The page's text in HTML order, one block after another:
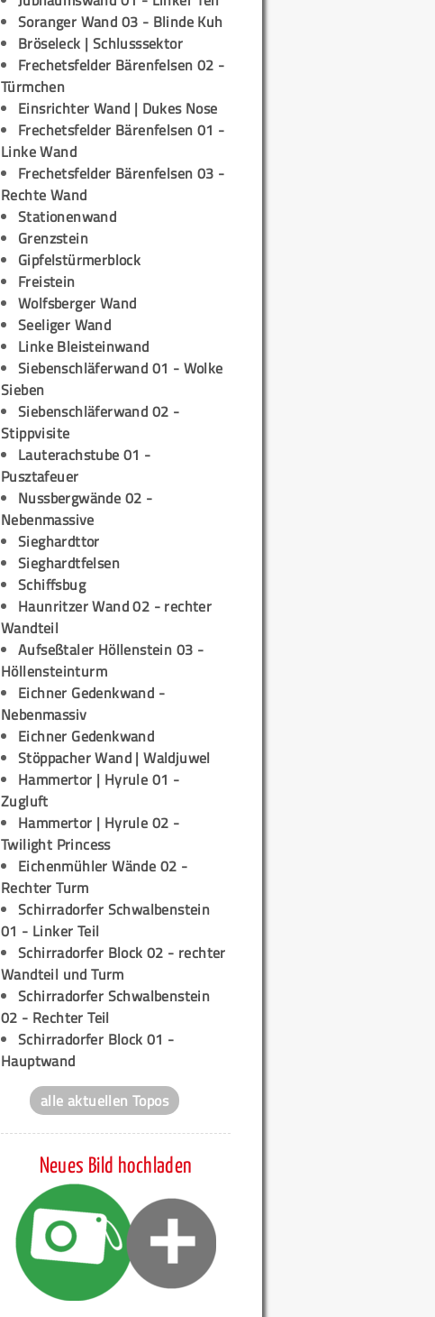
Soranger Wand 03 - Blinde Kuh
Bröseleck | Schlusssektor
Frechetsfelder Bärenfelsen 02 -
Türmchen
Einsrichter Wand | Dukes Nose
Frechetsfelder Bärenfelsen 01 -
Linke Wand
Frechetsfelder Bärenfelsen 03 -
Rechte Wand
Stationenwand
Grenzstein
Gipfelstürmerblock
Freistein
Wolfsberger Wand
Seeliger Wand
Linke Bleisteinwand
Siebenschläferwand 01 - Wolke
Sieben
Siebenschläferwand 02 -
Stippvisite
Lauterachstube 01 -
Pusztafeuer
Nussbergwände 02 -
Nebenmassive
Sieghardttor
Sieghardtfelsen
Schiffsbug
Haunritzer Wand 02 - rechter
Wandteil
Aufseßtaler Höllenstein 03 -
Höllensteinturm
Eichner Gedenkwand -
Nebenmassiv
Eichner Gedenkwand
Stöppacher Wand | Waldjuwel
Hammertor | Hyrule 01 -
Zugluft
Hammertor | Hyrule 02 -
Twilight Princess
Eichenmühler Wände 02 -
Rechter Turm
Schirradorfer Schwalbenstein
01 - Linker Teil
Schirradorfer Block 02 - rechter
Wandteil und Turm
Schirradorfer Schwalbenstein
02 - Rechter Teil
Schirradorfer Block 01 -
Hauptwand
alle aktuellen Topos
Neues Bild hochladen